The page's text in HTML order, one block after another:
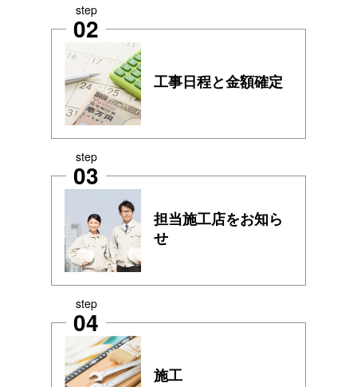
step
02
工事日程と金額確定
step
03
担当施工店をお知ら
せ
step
04
施工